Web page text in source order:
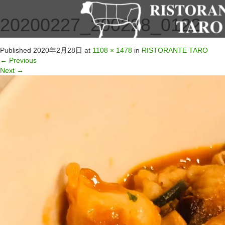
20200227_200228_0122
Published 2020年2月28日 at 1108 × 1478 in RISTORANTE TARO
← Previous
Next →